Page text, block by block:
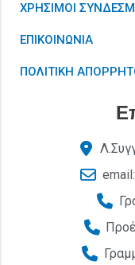
ΧΡΗΣΙΜΟΙ
ΕΠΙΚΟΙΝΩΝΙΑ
ΠΟΛΙΤΙΚΗ